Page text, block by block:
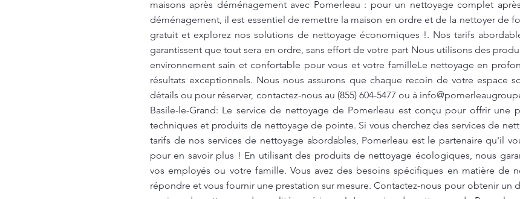
maisons après déménagement avec Pomerleau : pour un nettoyage complet
déménagement, il est essentiel de remettre la maison en ordre et de la nettoyer de
gratuit et explorez nos solutions de nettoyage économiques !. Nos tarifs
garantissent que tout sera en ordre, sans effort de votre part Nous utilisons des
environnement sain et confortable pour vous et votre familleLe nettoyage en
résultats exceptionnels. Nous nous assurons que chaque recoin de votre espace
détails ou pour réserver, contactez-nous au (855) 604-5477 ou à
Basile-le-Grand: Le service de nettoyage de Pomerleau est conçu pour offrir une
techniques et produits de nettoyage de pointe. Si vous cherchez des services de
tarifs de nos services de nettoyage abordables, Pomerleau est le partenaire qu'il
pour en savoir plus ! En utilisant des produits de nettoyage écologiques, nous
vos employés ou votre famille. Vous avez des besoins spécifiques en matière de
répondre et vous fournir une prestation sur mesure. Contactez-nous pour obtenir un